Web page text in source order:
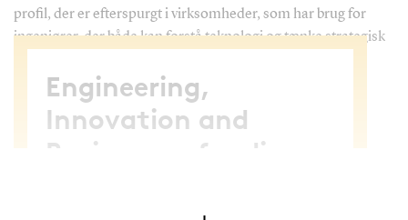
profil, der er efterspurgt i virksomheder, som har brug for
ingeniører, der både kan forstå teknologi og tænke strategisk
Engineering,
Innovation and
Business er for dig,